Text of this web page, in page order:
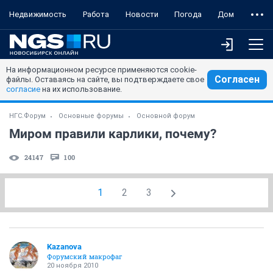
Недвижимость Работа Новости Погода Дом
На информационном ресурсе применяются cookie-
файлы. Оставаясь на сайте, вы подтверждаете свое
согласие на их использование.
Согласен
НГС.Форум Основные форумы Основной форум
Миром правили карлики, почему?
24147 100
1 2 3
Kazanova
Форумский макрофаг
20 ноября 2010